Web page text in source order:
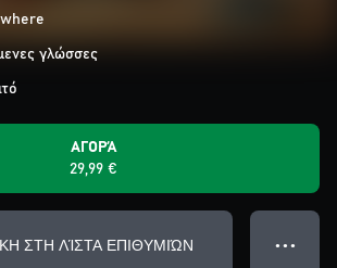
γλώσσες
ΑΓΟΡΆ
29,99 €
ΣΤΗ ΛΊΣΤΑ ΕΠΙΘΥΜΙΏΝ ● ● ●